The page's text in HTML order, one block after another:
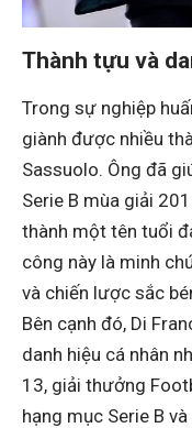
Thành tựu và
Trong sự nghiệp
giành được nhiều
Sassuolo. Ông đã
Serie B mùa giải
thành một tên tuổi
công này là minh
và chiến lược sắc
Bên cạnh đó, Di
danh hiệu cá nhân
13, giải thưởng
hạng mục Serie B